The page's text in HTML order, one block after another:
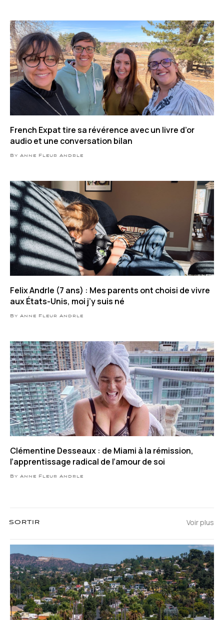
French Expat tire sa révérence avec un livre d’or
audio et une conversation bilan
By Anne Fleur Andrle
Felix Andrle (7 ans) : Mes parents ont choisi de vivre
aux États-Unis, moi j’y suis né
By Anne Fleur Andrle
Clémentine Desseaux : de Miami à la rémission,
l’apprentissage radical de l’amour de soi
By Anne Fleur Andrle
SORTIR Voir plus